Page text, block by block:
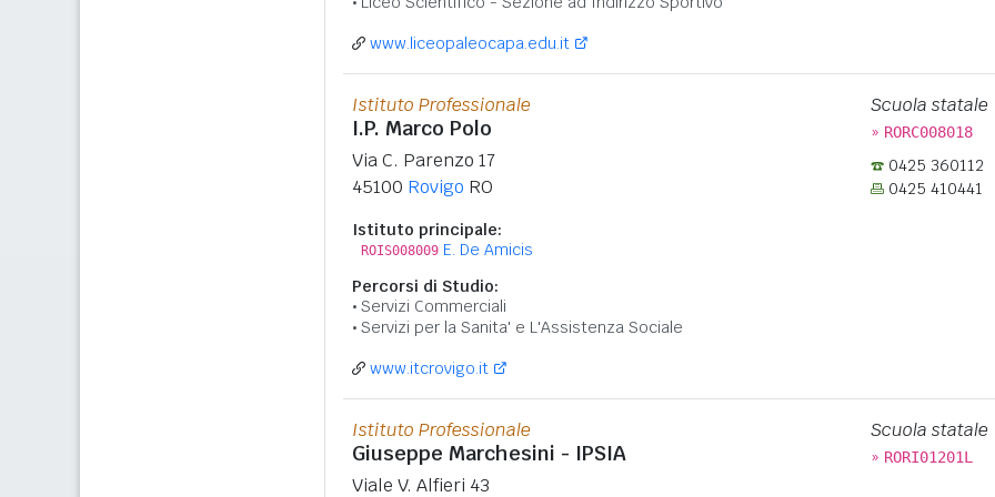
www.liceopaleocapa.edu.it
Istituto Professionale
I.P. Marco Polo
Via C. Parenzo 17
45100 Rovigo RO
Istituto principale:
ROIS008009 E. De Amicis
Percorsi di Studio:
Servizi Commerciali
Servizi per la Sanita' e L'Assistenza Sociale
Scuola statale
» RORC008018
0425 360112
0425 410441
www.itcrovigo.it
Istituto Professionale
Giuseppe Marchesini - IPSIA
Viale V. Alfieri 43
Scuola statale
» RORI01201L